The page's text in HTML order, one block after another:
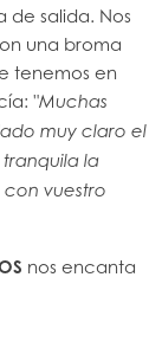
salida. Nos
una broma
tenemos en
"Muchas
muy claro el
la
vuestro
nos encanta